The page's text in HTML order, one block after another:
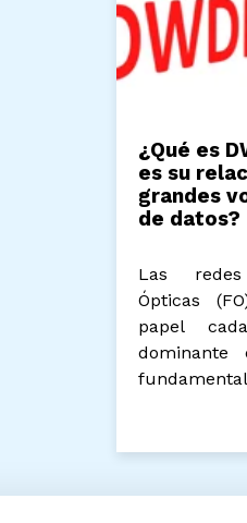
¿Qué es
es su
grandes
de datos?
Las
Ópticas
papel
dominante